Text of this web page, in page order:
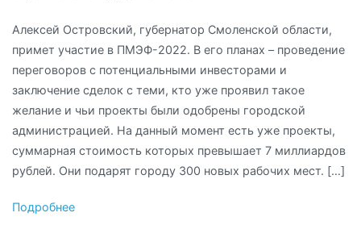
Алексей Островский, губернатор Смоленской области,
примет участие в ПМЭФ-2022. В его планах – проведение
переговоров с потенциальными инвесторами и
заключение сделок с теми, кто уже проявил такое
желание и чьи проекты были одобрены городской
администрацией. На данный момент есть уже проекты,
суммарная стоимость которых превышает 7 миллиардов
рублей. Они подарят городу 300 новых рабочих мест. […]
Подробнее